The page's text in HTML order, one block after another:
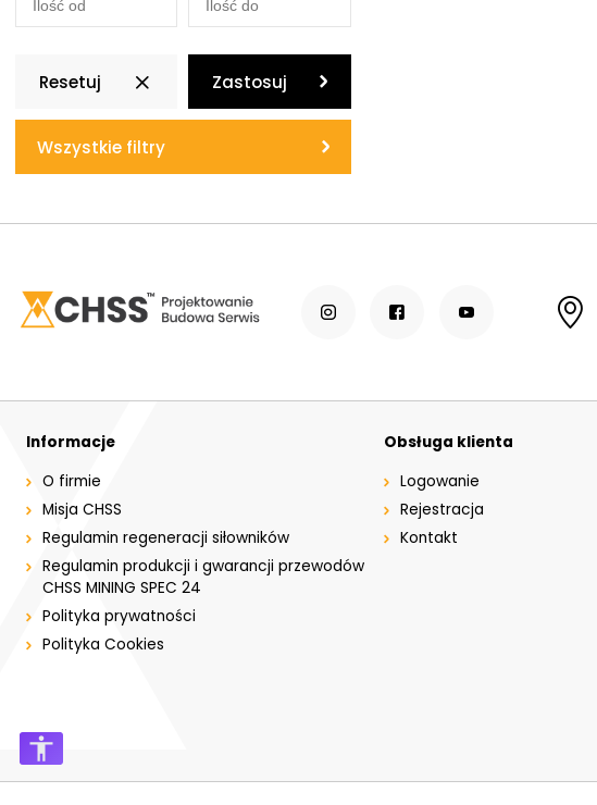
Resetuj Zastosuj
Wszystkie filtry
Informacje
O firmie
Misja CHSS
Regulamin regeneracji siłowników
Regulamin produkcji i gwarancji przewodów
CHSS MINING SPEC 24
Polityka prywatności
Polityka Cookies
Obsługa klienta
Logowanie
Rejestracja
Kontakt